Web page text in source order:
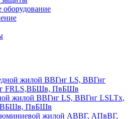
жилой ВВГнг LS, ВВГнг LSLTx,
ПвБШв